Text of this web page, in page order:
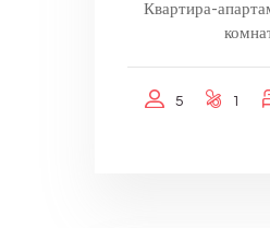
Квартира-
5 1